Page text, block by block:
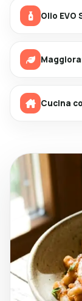
Olio EVO
Cucina